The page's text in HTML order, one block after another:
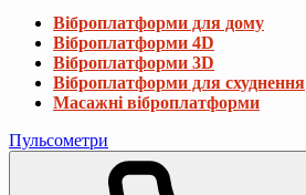
Віброплатформи для дому
Віброплатформи 4D
Віброплатформи 3D
Віброплатформи для схуднення
Масажні віброплатформи
Пульсометри